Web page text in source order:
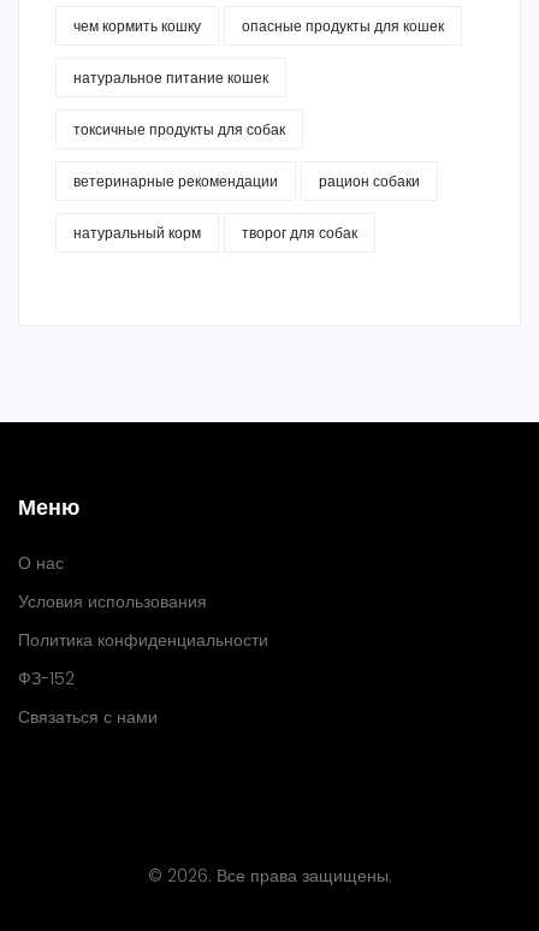
чем кормить кошку опасные продукты для кошек
натуральное питание кошек
токсичные продукты для собак
ветеринарные рекомендации рацион собаки
натуральный корм творог для собак
Меню
О нас
Условия использования
Политика конфиденциальности
ФЗ-152
Связаться с нами
© 2026. Все права защищены.